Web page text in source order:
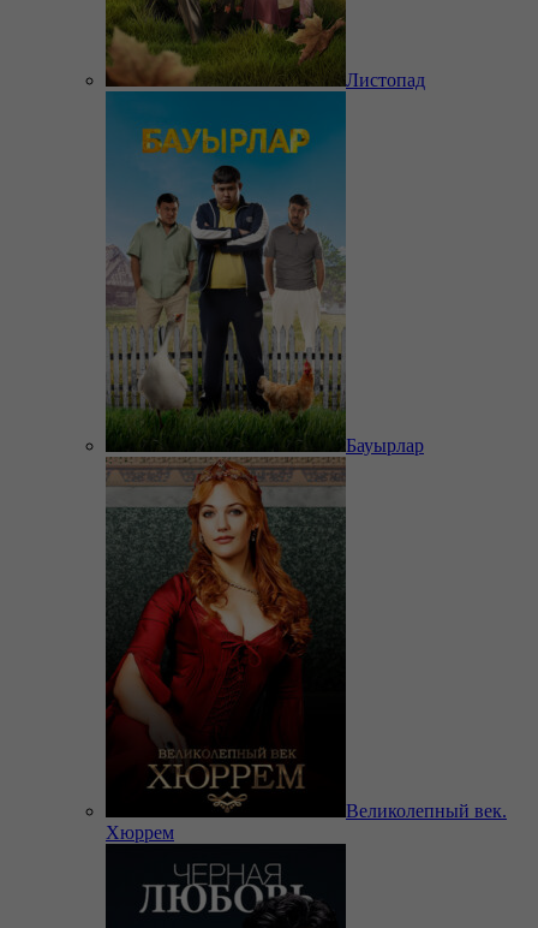
Листопад
Бауырлар
Великолепный век.
Хюррем